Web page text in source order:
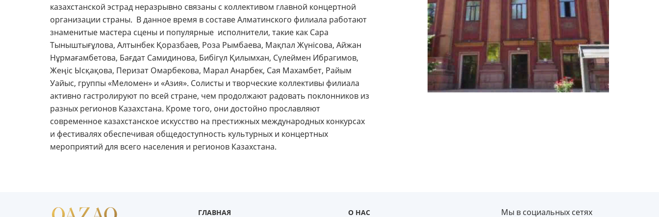
КОМПЛАЕНС СЛУЖБА
СМИ
ВАКАНСИИ
казахстанской эстрад неразрывно связаны с коллективом главной концертной
организации страны. В данное время в составе Алматинского филиала работают
знаменитые мастера сцены и популярные исполнители, такие как Сара
Тыныштығұлова, Алтынбек Қоразбаев, Роза Рымбаева, Мақпал Жүнісова, Айжан
Нұрмағамбетова, Бағдат Самидинова, Бибігүл Қилымхан, Сүлеймен Ибрагимов,
Жеңіс Ысқақова, Перизат Омарбекова, Марал Анарбек, Сая Махамбет, Райым
Уайыс, группы «Меломен» и «Азия». Солисты и творческие коллективы филиала
активно гастролируют по всей стране, чем продолжают радовать поклонников из
разных регионов Казахстана. Кроме того, они достойно прославляют
современное казахстанское искусство на престижных международных конкурсах
и фестивалях обеспечивая общедоступность культурных и концертных
мероприятий для всего населения и регионов Казахстана.
ГЛАВНАЯ О НАС Мы в социальных сетях